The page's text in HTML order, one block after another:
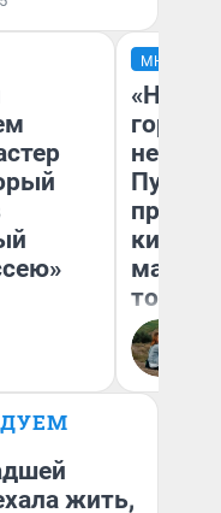
МНЕНИЕ
«Нет
того
жить,